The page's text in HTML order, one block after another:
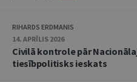
RIHARDS ERDMANIS
14. APRĪLIS 2026
Civilā kontrole pār
tiesībpolitisks ieskats